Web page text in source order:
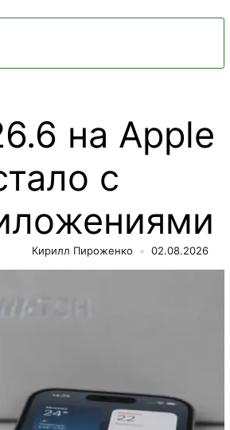
на Apple
с
Кирилл Пироженко 02.08.2026